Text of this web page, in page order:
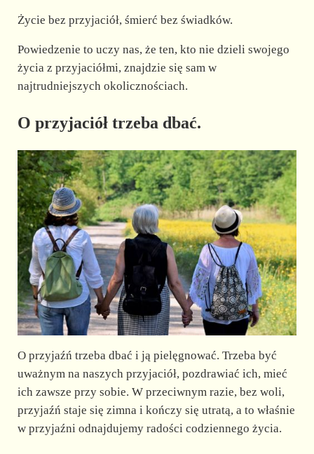
Życie bez przyjaciół, śmierć bez świadków.
Powiedzenie to uczy nas, że ten, kto nie dzieli swojego
życia z przyjaciółmi, znajdzie się sam w
najtrudniejszych okolicznościach.
O przyjaciół trzeba dbać.
O przyjaźń trzeba dbać i ją pielęgnować. Trzeba być
uważnym na naszych przyjaciół, pozdrawiać ich, mieć
ich zawsze przy sobie. W przeciwnym razie, bez woli,
przyjaźń staje się zimna i kończy się utratą, a to właśnie
w przyjaźni odnajdujemy radości codziennego życia.